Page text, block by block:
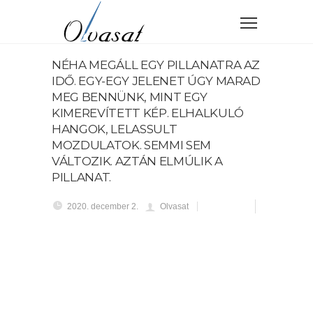
NÉHA MEGÁLL EGY PILLANATRA AZ
IDŐ. EGY-EGY JELENET ÚGY MARAD
MEG BENNÜNK, MINT EGY
KIMEREVÍTETT KÉP. ELHALKULÓ
HANGOK, LELASSULT
MOZDULATOK. SEMMI SEM
VÁLTOZIK. AZTÁN ELMÚLIK A
PILLANAT.
2020. december 2. Olvasat